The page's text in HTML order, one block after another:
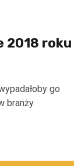
2018 roku
go
branży